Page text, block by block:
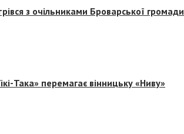
з очільниками Броварської громади
Така» перемагає вінницьку «Ниву»